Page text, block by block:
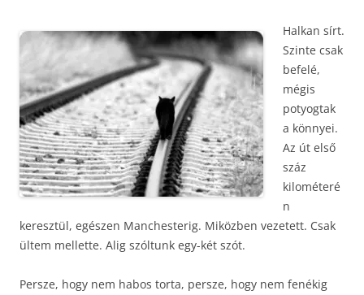
Halkan sírt.
Szinte csak
befelé,
mégis
potyogtak
a könnyei.
Az út első
száz
kilométeré
n
keresztül, egészen Manchesterig. Miközben vezetett. Csak
ültem mellette. Alig szóltunk egy-két szót.
Persze, hogy nem habos torta, persze, hogy nem fenékig